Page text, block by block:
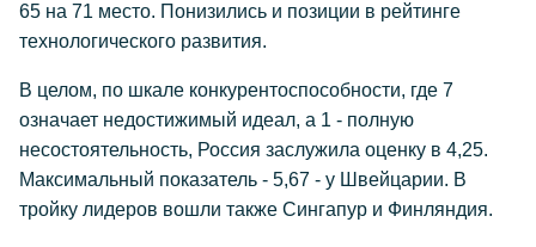
65 на 71 место. Понизились и позиции в рейтинге
технологического развития.
В целом, по шкале конкурентоспособности, где 7
означает недостижимый идеал, а 1 - полную
несостоятельность, Россия заслужила оценку в 4,25.
Максимальный показатель - 5,67 - у Швейцарии. В
тройку лидеров вошли также Сингапур и Финляндия.